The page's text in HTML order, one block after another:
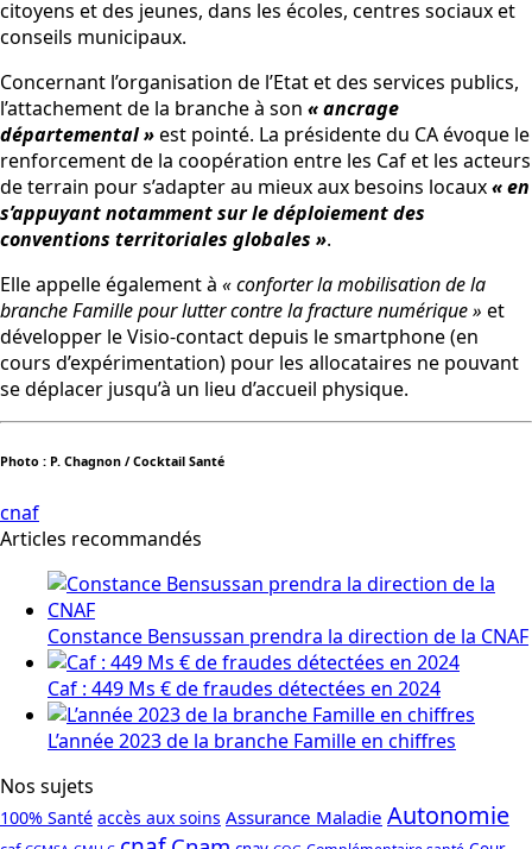
citoyens et des jeunes, dans les écoles, centres sociaux et
conseils municipaux.
Concernant l’organisation de l’Etat et des services publics,
l’attachement de la branche à son « ancrage
départemental »est pointé. La présidente du CA évoque le
renforcement de la coopération entre les Caf et les acteurs
de terrain pour s’adapter au mieux aux besoins locaux« en
s’appuyant notamment sur le déploiement des
conventions territoriales globales ».
Elle appelle également à « conforter la mobilisation de la
branche Famille pour lutter contre la fracture numérique » et
développer le Visio-contact depuis le smartphone (en
cours d’expérimentation) pour les allocataires ne pouvant
se déplacer jusqu’à un lieu d’accueil physique.
Photo : P. Chagnon / Cocktail Santé
cnaf
Articles recommandés
Constance Bensussan prendra la direction de la CNAF
Caf : 449 Ms € de fraudes détectées en 2024
L’année 2023 de la branche Famille en chiffres
Nos sujets
100% Santé accès aux soins Assurance Maladie Autonomie